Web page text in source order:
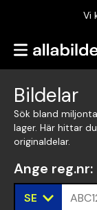
Vi
Bildelar
Sök bland
lager. Här hittar
originaldelar.
Ange reg.nr:
SE